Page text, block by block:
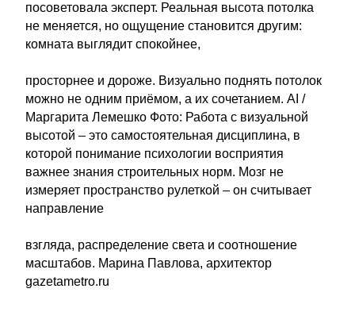
посоветовала эксперт. Реальная высота потолка
не меняется, но ощущение становится другим:
комната выглядит спокойнее,
просторнее и дороже. Визуально поднять потолок
можно не одним приёмом, а их сочетанием. AI /
Маргарита Лемешко Фото: Работа с визуальной
высотой – это самостоятельная дисциплина, в
которой понимание психологии восприятия
важнее знания строительных норм. Мозг не
измеряет пространство рулеткой – он считывает
направление
взгляда, распределение света и соотношение
масштабов. Марина Павлова, архитектор
gazetametro.ru